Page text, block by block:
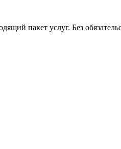
пакет услуг. Без